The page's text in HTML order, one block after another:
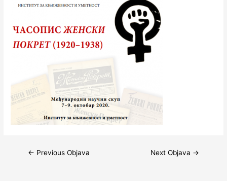
Navigacija
← Previous Objava Next Objava →